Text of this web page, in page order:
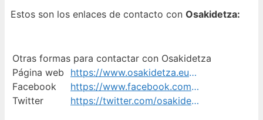
Estos son los enlaces de contacto con Osakidetza:
Otras formas para contactar con Osakidetza
Página web
https://www.osakidetza.euskadi.eus/inicio/
Facebook
https://www.facebook.com/Osakidetza/
Twitter
https://twitter.com/osakidetzaEJGV